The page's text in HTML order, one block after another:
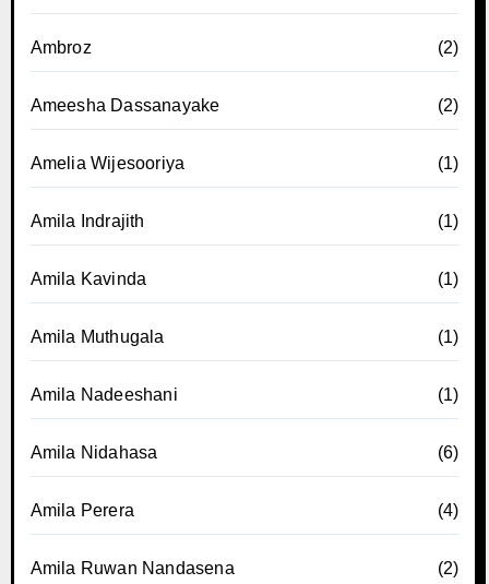
Ambroz (2)
Ameesha Dassanayake (2)
Amelia Wijesooriya (1)
Amila Indrajith (1)
Amila Kavinda (1)
Amila Muthugala (1)
Amila Nadeeshani (1)
Amila Nidahasa (6)
Amila Perera (4)
Amila Ruwan Nandasena (2)